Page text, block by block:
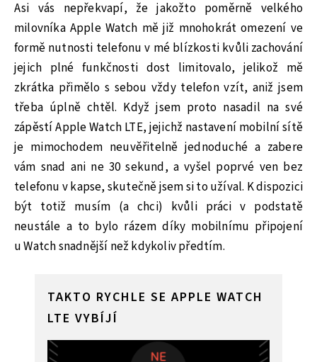
Asi vás nepřekvapí, že jakožto poměrně velkého
milovníka Apple Watch mě již mnohokrát omezení ve
formě nutnosti telefonu v mé blízkosti kvůli zachování
jejich plné funkčnosti dost limitovalo, jelikož mě
zkrátka přimělo s sebou vždy telefon vzít, aniž jsem
třeba úplně chtěl. Když jsem proto nasadil na své
zápěstí Apple Watch LTE, jejichž nastavení mobilní sítě
je mimochodem neuvěřitelně jednoduché a zabere
vám snad ani ne 30 sekund, a vyšel poprvé ven bez
telefonu v kapse, skutečně jsem si to užíval. K dispozici
být totiž musím (a chci) kvůli práci v podstatě
neustále a to bylo rázem díky mobilnímu připojení
u Watch snadnější než kdykoliv předtím.
TAKTO RYCHLE SE APPLE WATCH
LTE VYBÍJÍ